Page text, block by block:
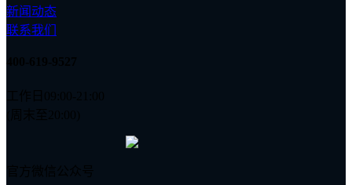
新闻动态
联系我们